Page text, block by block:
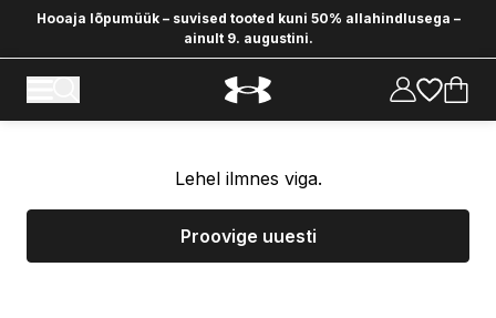
Hooaja lõpumüük – suvised tooted kuni 50% allahindlusega –
ainult 9. augustini.
Lehel ilmnes viga.
Proovige uuesti